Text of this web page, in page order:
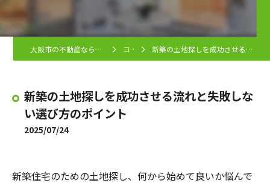
大阪市の不動産ならピタットハウス JR野田店 コラム 新築の土地探しを成功させる流れと失敗しない選び方のポイント
新築の土地探しを成功させる流れと失敗しな
い選び方のポイント
2025/07/24
新築住宅のための土地探し、何から始めて良いか悩んで